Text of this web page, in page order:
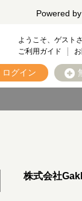
Powered by
ようこそ、ゲスト
ご利用ガイド
ログイン
株式会社